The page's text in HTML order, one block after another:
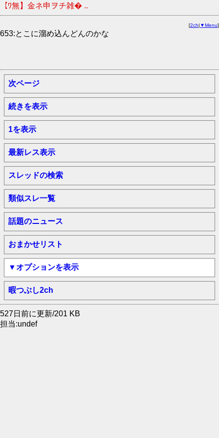
【ﾜ無】金ネ申ヲチ雑� ..
[2ch| ▼Menu]
653:とこに溜め込んどんのかな
次ページ
続きを表示
1を表示
最新レス表示
スレッドの検索
類似スレ一覧
話題のニュース
おまかせリスト
▼オプションを表示
暇つぶし2ch
527日前に更新/201 KB
担当:undef